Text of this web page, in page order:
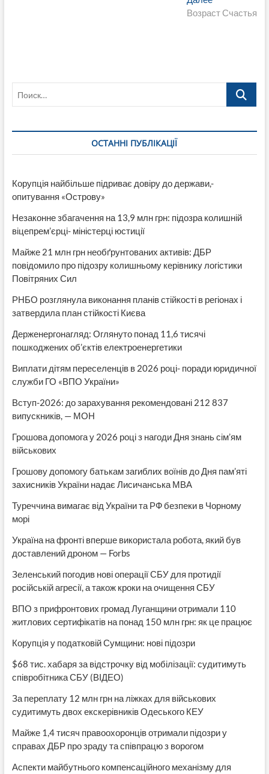
запись:
Возраст Счастья
Поиск…
ОСТАННІ ПУБЛІКАЦІЇ
Корупція найбільше підриває довіру до держави,-
опитування «Острову»
Незаконне збагачення на 13,9 млн грн: підозра колишній
віцепрем’єрці- міністерці юстиції
Майже 21 млн грн необґрунтованих активів: ДБР
повідомило про підозру колишньому керівнику логістики
Повітряних Сил
РНБО розглянула виконання планів стійкості в регіонах і
затвердила план стійкості Києва
Держенергонагляд: Оглянуто понад 11,6 тисячі
пошкоджених об’єктів електроенергетики
Виплати дітям переселенців в 2026 році- поради юридичної
служби ГО «ВПО України»
Вступ-2026: до зарахування рекомендовані 212 837
випускників, — МОН
Грошова допомога у 2026 році з нагоди Дня знань сім’ям
військових
Грошову допомогу батькам загиблих воїнів до Дня пам’яті
захисників України надає Лисичанська МВА
Туреччина вимагає від України та РФ безпеки в Чорному
морі
Україна на фронті вперше використала робота, який був
доставлений дроном — Forbs
Зеленський погодив нові операції СБУ для протидії
російській агресії, а також кроки на очищення СБУ
ВПО з прифронтових громад Луганщини отримали 110
житлових сертифікатів на понад 150 млн грн: як це працює
Корупція у податковій Сумщини: нові підозри
$68 тис. хабаря за відстрочку від мобілізації: судитимуть
співробітника СБУ (ВІДЕО)
За переплату 12 млн грн на ліжках для військових
судитимуть двох екскерівників Одеського КЕУ
Майже 1,4 тисяч правоохоронців отримали підозри у
справах ДБР про зраду та співпрацю з ворогом
Аспекти майбутнього компенсаційного механізму для